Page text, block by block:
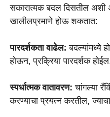
सकारात्मक बदल दिसतील
खालीलप्रमाणे होऊ शकतात:
पारदर्शकता वाढेल: बदल्यांमध्ये
होऊन, प्रक्रिया पारदर्शक
स्पर्धात्मक वातावरण: चांगल्या
करण्याचा प्रयत्न करतील,